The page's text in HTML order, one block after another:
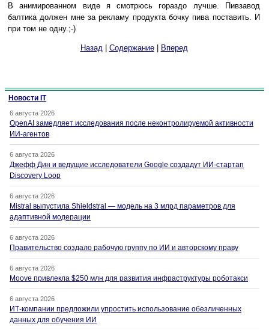
В анимированном виде я смотрюсь гораздо лучше. Пивзавод
балтика должен мне за рекламу продукта бочку пива поставить. И
при том не одну.;-)
Назад | Содержание| Вперед
Новости IT
6 августа 2026
OpenAI замедляет исследования после неконтролируемой активности
ИИ-агентов
6 августа 2026
Джефф Дин и ведущие исследователи Google создадут ИИ-стартап
Discovery Loop
6 августа 2026
Mistral выпустила Shieldstral — модель на 3 млрд параметров для
адаптивной модерации
6 августа 2026
Правительство создало рабочую группу по ИИ и авторскому праву
6 августа 2026
Moove привлекла $250 млн для развития инфраструктуры роботакси
6 августа 2026
ИТ-компании предложили упростить использование обезличенных
данных для обучения ИИ